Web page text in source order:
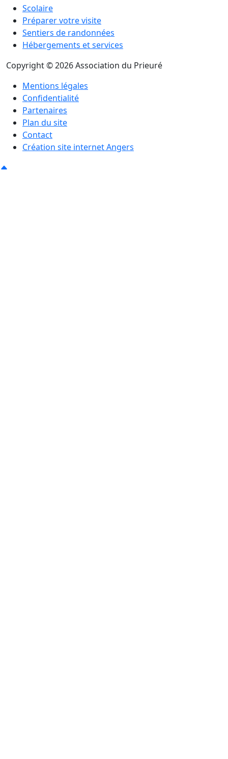
Scolaire
Préparer votre visite
Sentiers de randonnées
Hébergements et services
Copyright © 2026 Association du Prieuré
Mentions légales
Confidentialité
Partenaires
Plan du site
Contact
Création site internet Angers